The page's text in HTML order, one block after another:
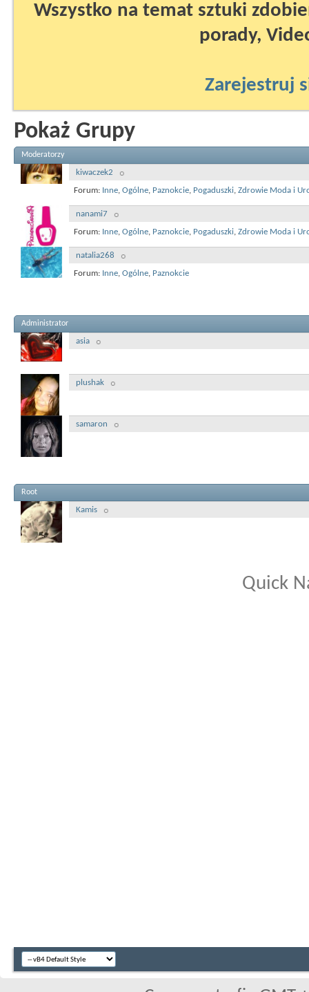
Wszystko na temat sztuki
porady,
Zarejestruj
Pokaż Grupy
Moderatorzy
kiwaczek2
Forum: Inne, Ogólne, Paznokcie, Pogaduszki, Zdrowie Moda i
nanami7
Forum: Inne, Ogólne, Paznokcie, Pogaduszki, Zdrowie Moda i
natalia268
Forum: Inne, Ogólne, Paznokcie
Administrator
asia
plushak
samaron
Root
Kamis
Quick